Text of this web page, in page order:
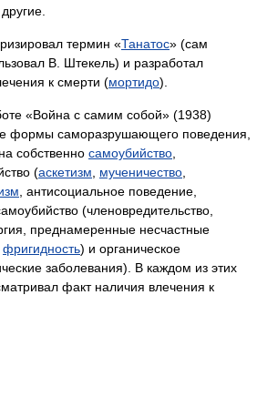
термин «Танатос» (сам
В. Штекель) и разработал
к смерти (мортидо).
«Война с самим собой» (1938)
формы саморазрушающего поведения,
собственно самоубийство
(аскетизм мученичество
, антисоциальное поведение,
(членовредительство,
преднамеренные несчастные
фригидность) и органическое
заболевания). В каждом из этих
факт наличия влечения к